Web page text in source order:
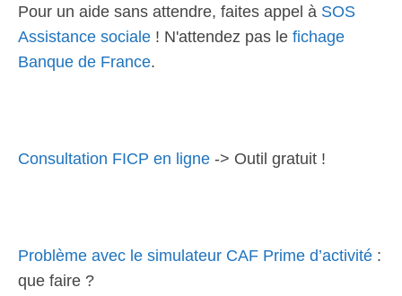
Pour un aide sans attendre, faites appel à SOS
Assistance sociale ! N'attendez pas le fichage
Banque de France.
Consultation FICP en ligne -> Outil gratuit !
Problème avec le simulateur CAF Prime d’activité :
que faire ?